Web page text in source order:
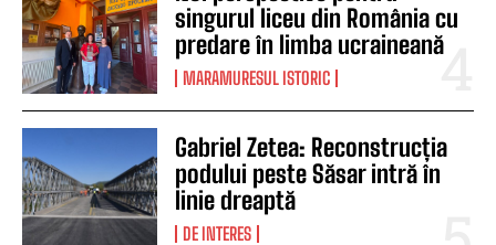
singurul liceu din România cu
predare în limba ucraineană
MARAMURESUL ISTORIC
Gabriel Zetea: Reconstrucția
podului peste Săsar intră în
linie dreaptă
DE INTERES